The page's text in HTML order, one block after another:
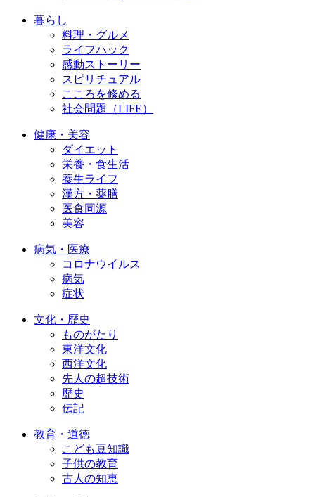
暮らし
料理・グルメ
ライフハック
感動ストーリー
スピリチュアル
こころを修める
社会問題（LIFE）
健康・美容
ダイエット
栄養・食生活
養生ライフ
漢方・薬膳
医食同源
美容
病気・医療
コロナウイルス
病気
症状
文化・歴史
ものがたり
東洋文化
西洋文化
先人の超技術
歴史
伝記
教育・道徳
こども豆知識
子供の教育
古人の知恵